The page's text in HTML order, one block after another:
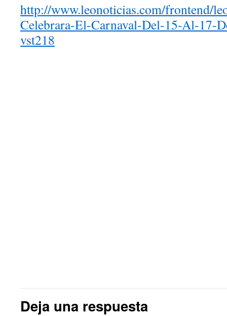
http://www.leonoticias.com/frontend/
Celebrara-El-Carnaval-Del-15-Al-17-
vst218
Deja una respuesta